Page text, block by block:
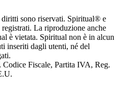
sono riservati. Spiritual® e
La riproduzione anche
è vietata. Spiritual non è in alcun
inseriti dagli utenti, né del
Codice Fiscale, Partita IVA, Reg.